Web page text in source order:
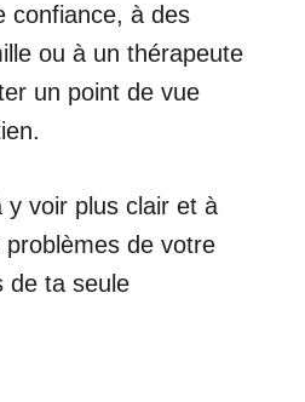
confiance, à des
ou à un thérapeute
un point de vue
y voir plus clair et à
de votre
de ta seule